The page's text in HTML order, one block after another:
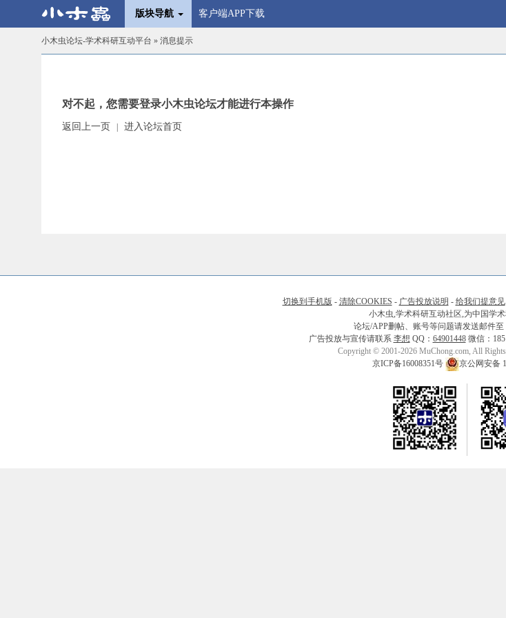
版块导航 客户端APP下载
小木虫论坛-学术科研互动平台 » 消息提示
对不起，您需要登录小木虫论坛才能进行本操作
返回上一页 进入论坛首页
切换到手机版 - 清除COOKIES - 广告投放说明 - 给我们提意见
小木虫,学术科研互动社区,为中国学
论坛/APP删帖、账号等问题请发送邮件至
广告投放与宣传请联系 李想 QQ： 64901448微信：
Copyright © 2001-2026 MuChong.com, All
京ICP备16008351号
京公网安备